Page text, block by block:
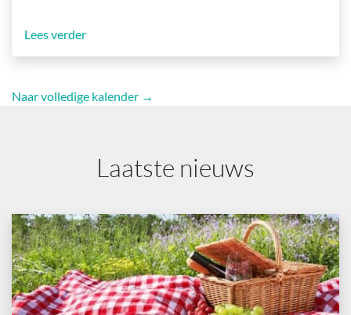
Lees verder
Naar volledige kalender →
Laatste nieuws